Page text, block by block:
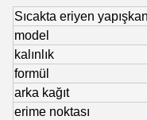
Sıcakta eriyen
model
kalınlık
formül
arka kağıt
erime noktası